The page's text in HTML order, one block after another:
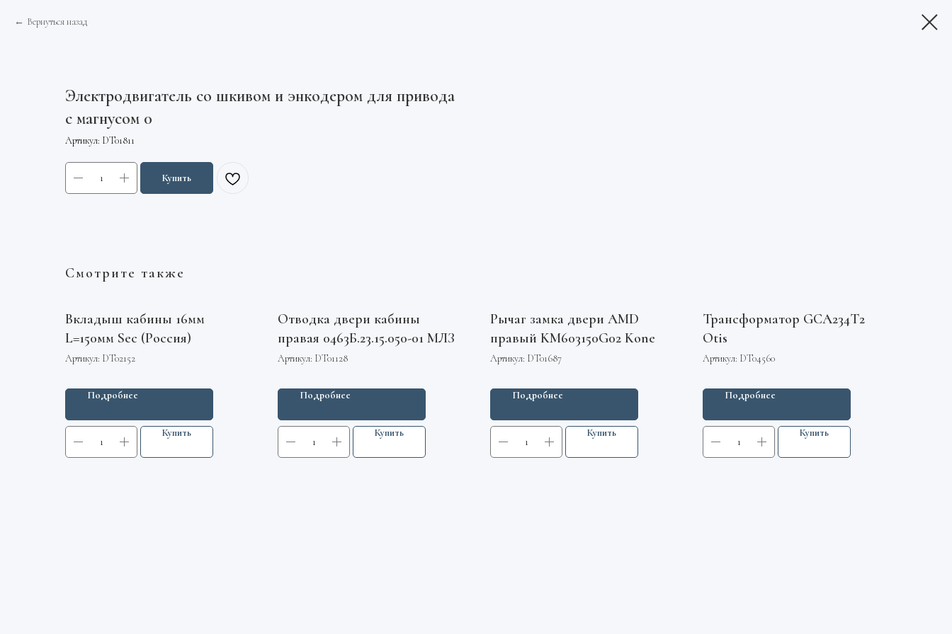
Вернуться назад
Электродвигатель со шкивом и энкодером для привода
с магнусом 0
Артикул: DT01811
Купить
Смотрите также
Вкладыш кабины 16мм
L=150мм Sec (Россия)
Артикул: DT02152
Подробнее
Купить
Отводка двери кабины
правая 0463Б.23.15.050-01 МЛЗ
Артикул: DT01128
Подробнее
Купить
Рычаг замка двери AMD
правый KM603150G02 Kone
Артикул: DT01687
Подробнее
Купить
Трансформатор GCA234T2
Otis
Артикул: DT04560
Подробнее
Купить